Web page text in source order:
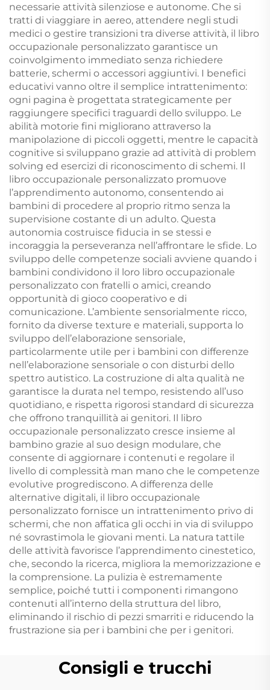
necessarie attività silenziose e autonome. Che si
tratti di viaggiare in aereo, attendere negli studi
medici o gestire transizioni tra diverse attività, il libro
occupazionale personalizzato garantisce un
coinvolgimento immediato senza richiedere
batterie, schermi o accessori aggiuntivi. I benefici
educativi vanno oltre il semplice intrattenimento:
ogni pagina è progettata strategicamente per
raggiungere specifici traguardi dello sviluppo. Le
abilità motorie fini migliorano attraverso la
manipolazione di piccoli oggetti, mentre le capacità
cognitive si sviluppano grazie ad attività di problem
solving ed esercizi di riconoscimento di schemi. Il
libro occupazionale personalizzato promuove
l’apprendimento autonomo, consentendo ai
bambini di procedere al proprio ritmo senza la
supervisione costante di un adulto. Questa
autonomia costruisce fiducia in se stessi e
incoraggia la perseveranza nell’affrontare le sfide. Lo
sviluppo delle competenze sociali avviene quando i
bambini condividono il loro libro occupazionale
personalizzato con fratelli o amici, creando
opportunità di gioco cooperativo e di
comunicazione. L’ambiente sensorialmente ricco,
fornito da diverse texture e materiali, supporta lo
sviluppo dell’elaborazione sensoriale,
particolarmente utile per i bambini con differenze
nell’elaborazione sensoriale o con disturbi dello
spettro autistico. La costruzione di alta qualità ne
garantisce la durata nel tempo, resistendo all’uso
quotidiano, e rispetta rigorosi standard di sicurezza
che offrono tranquillità ai genitori. Il libro
occupazionale personalizzato cresce insieme al
bambino grazie al suo design modulare, che
consente di aggiornare i contenuti e regolare il
livello di complessità man mano che le competenze
evolutive progrediscono. A differenza delle
alternative digitali, il libro occupazionale
personalizzato fornisce un intrattenimento privo di
schermi, che non affatica gli occhi in via di sviluppo
né sovrastimola le giovani menti. La natura tattile
delle attività favorisce l’apprendimento cinestetico,
che, secondo la ricerca, migliora la memorizzazione e
la comprensione. La pulizia è estremamente
semplice, poiché tutti i componenti rimangono
contenuti all’interno della struttura del libro,
eliminando il rischio di pezzi smarriti e riducendo la
frustrazione sia per i bambini che per i genitori.
Consigli e trucchi